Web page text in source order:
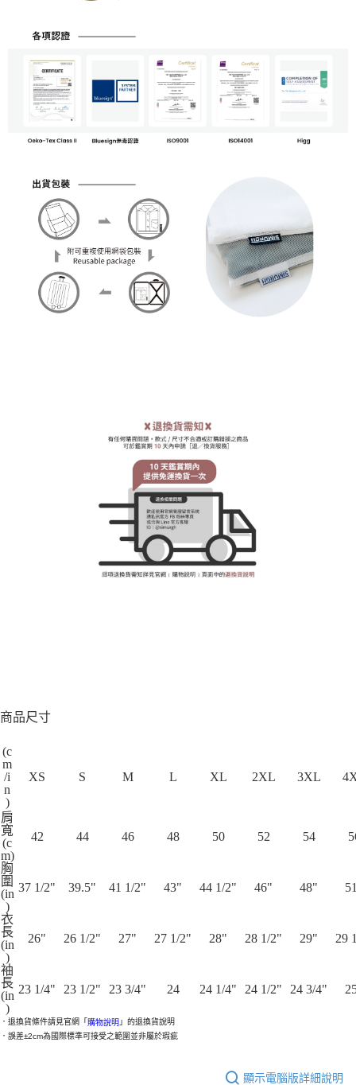
商品尺寸
(c
m
/i
n
)
XS S M L XL 2XL 3XL
肩
寬
(c
m)
42 44 46 48 50 52 54
胸
圍
(in
)
37 1/2" 39.5" 41 1/2" 43" 44 1/2" 46" 48"
衣
長
(in
)
26" 26 1/2" 27" 27 1/2" 28" 28 1/2" 29" 29
袖
長
(in
)
23 1/4" 23 1/2" 23 3/4" 24 24 1/4" 24 1/2" 24 3/4"
．退換貨條件請見官網「購物說明 」的退換貨說明
． 誤差±2cm為國際標準可接受之範圍並非屬於瑕疵
顯示電腦版詳細說明